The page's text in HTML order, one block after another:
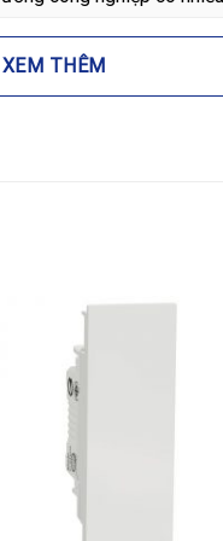
điện trở nên trực quan
nhiều lĩnh vực:
tắc tại phòng
máy bơm, bình nóng
hệ thống chiếu sáng
XEM THÊM